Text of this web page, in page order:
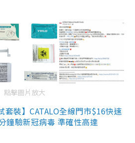
點擊圖片放大
套裝】CATALO全線門市$16快速
鐘驗新冠病毒 準確性高達